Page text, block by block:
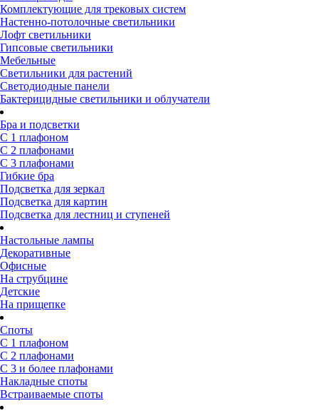
Комплектующие для трековых систем
Настенно-потолочные светильники
Лофт светильники
Гипсовые светильники
Мебельные
Светильники для растений
Светодиодные панели
Бактерицидные светильники и облучатели
Бра и подсветки
С 1 плафоном
С 2 плафонами
С 3 плафонами
Гибкие бра
Подсветка для зеркал
Подсветка для картин
Подсветка для лестниц и ступеней
Настольные лампы
Декоративные
Офисные
На струбцине
Детские
На прищепке
Споты
С 1 плафоном
С 2 плафонами
С 3 и более плафонами
Накладные споты
Встраиваемые споты